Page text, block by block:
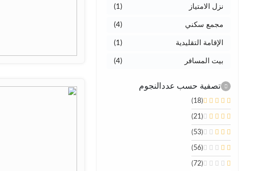
نزل الامتياز (1)
مجمع سكني (4)
الإقامة التقليدية (1)
بيت المسافر (4)
تصفية حسب عددالنجوم
(18)
(21)
(53)
(56)
(72)